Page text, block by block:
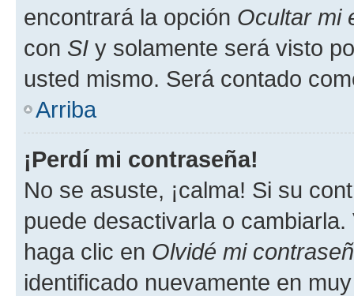
encontrará la opción Ocultar mi
con SI y solamente será visto
usted mismo. Será contado
Arriba
¡Perdí mi contraseña!
No se asuste, ¡calma! Si su
puede desactivarla o
haga clic en Olvidé mi
identificado nuevamente en